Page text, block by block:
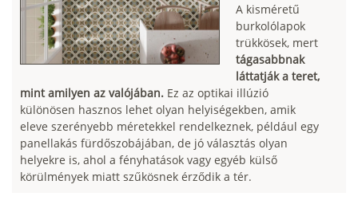
A kisméretű
burkolólapok
trükkösek, mert
tágasabbnak
láttatják a teret,
mint amilyen az valójában. Ez az optikai illúzió
különösen hasznos lehet olyan helyiségekben, amik
eleve szerényebb méretekkel rendelkeznek, például egy
panellakás fürdőszobájában, de jó választás olyan
helyekre is, ahol a fényhatások vagy egyéb külső
körülmények miatt szűkösnek érződik a tér.